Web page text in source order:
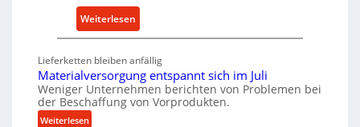
s
t
z
t
a
t
i
g
e
W
Weiterlesen
D
u
t
s
Lieferketten bleiben anfällig
Materialversorgung entspannt sich im Juli
Weniger Unternehmen berichten von Problemen bei
der Beschaffung von Vorprodukten.
Weiterlesen: